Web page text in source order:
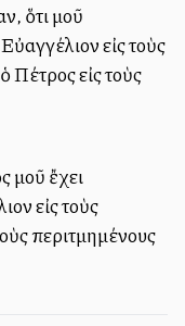
ὅτι μοῦ
εἰς τοὺς
Πέτρος εἰς τοὺς
μοῦ ἔχει
εἰς τοὺς
περιτμημένους